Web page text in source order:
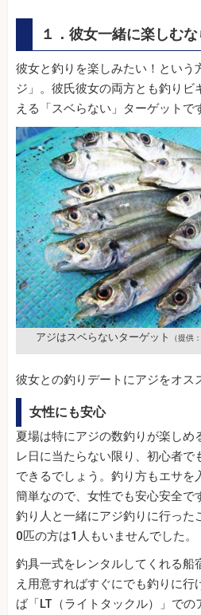
１．彼女一緒に楽しむな
彼女と釣りを楽しみたい！という
ジ」。彼氏彼女の両方とも釣りビ
える「スベらない」ターゲットで
アジはスベらないターゲット （提供
彼女との釣りデートにアジをオス
女性にも安心
夏場は特にアジの数釣りが楽しめ
レ日に当たらない限り、初心者
できるでしょう。釣り方もエサを
簡単なので、女性でも安心安全で
釣り人と一緒にアジ釣りに行った
0匹の方は1人もいませんでした。
釣具一式をレンタルしてくれる船
え用意すればすぐにでも釣りに行
ば「LT（ライトタックル）」での